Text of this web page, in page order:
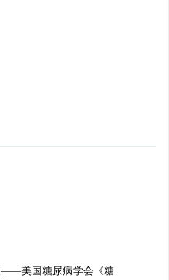
——美国糖尿病学会《糖